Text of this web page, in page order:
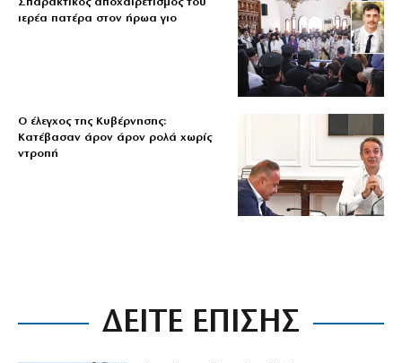
ιερέα πατέρα στον ήρωα γιο
Ο έλεγχος της Κυβέρνησης:
Κατέβασαν άρον άρον ρολά χωρίς
ντροπή
ΔΕΙΤΕ ΕΠΙΣΗΣ